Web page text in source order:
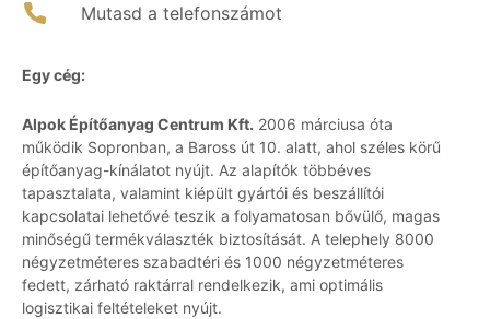
Mutasd a telefonszámot
Egy cég:
Alpok Építőanyag Centrum Kft. 2006 márciusa óta
működik Sopronban, a Baross út 10. alatt, ahol széles körű
építőanyag-kínálatot nyújt. Az alapítók többéves
tapasztalata, valamint kiépült gyártói és beszállítói
kapcsolatai lehetővé teszik a folyamatosan bővülő, magas
minőségű termékválaszték biztosítását. A telephely 8000
négyzetméteres szabadtéri és 1000 négyzetméteres
fedett, zárható raktárral rendelkezik, ami optimális
logisztikai feltételeket nyújt.